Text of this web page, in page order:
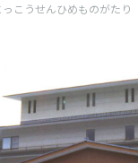
こうせんひめものがたり